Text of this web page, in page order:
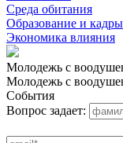
Среда обитания
Образование и кадры
Экономика влияния
Молодежь с
Молодежь с
События
Вопрос задает: